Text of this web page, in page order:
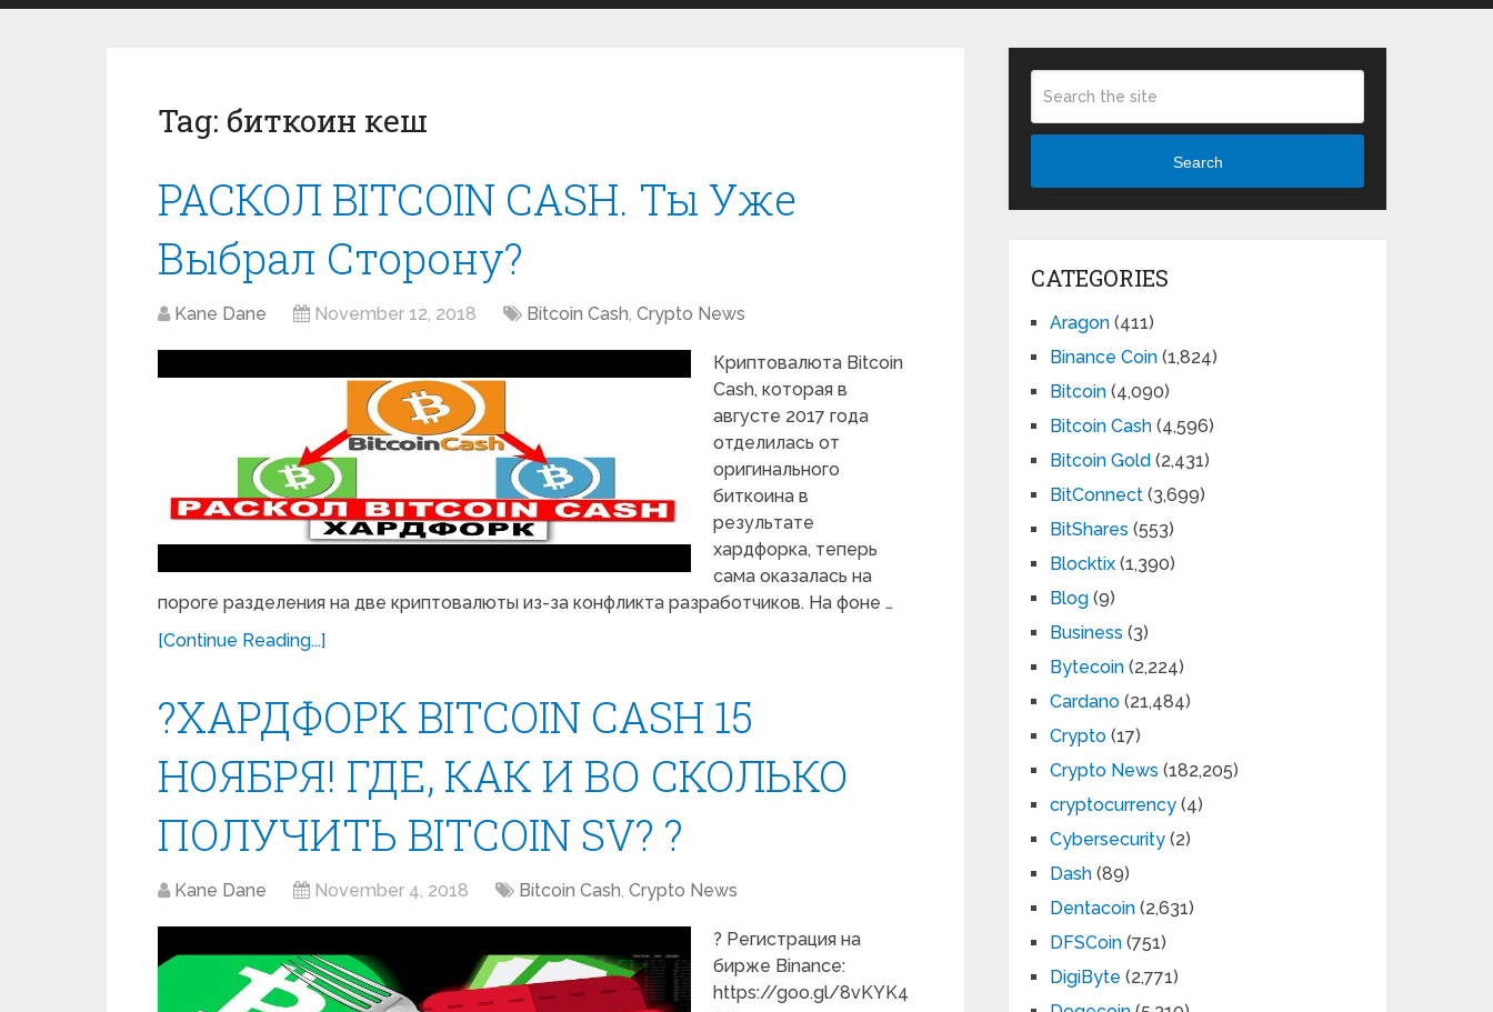
Tag: биткоин кеш
РАСКОЛ BITCOIN CASH. Ты Уже
Выбрал Сторону?
Kane Dane November 12, 2018 Bitcoin Cash, Crypto News
Криптовалюта Bitcoin
Cash, которая в
августе 2017 года
отделилась от
оригинального
биткоина в
результате
хардфорка, теперь
сама оказалась на
пороге разделения на две криптовалюты из-за конфликта разработчиков. На фоне …
[Continue Reading...]
?ХАРДФОРК BITCOIN CASH 15
НОЯБРЯ! ГДЕ, КАК И ВО СКОЛЬКО
ПОЛУЧИТЬ BITCOIN SV? ?
Kane Dane November 4, 2018 Bitcoin Cash, Crypto News
? Регистрация на
бирже Binance:
https://goo.gl/8vKYK4
Search
CATEGORIES
Aragon (411)
Binance Coin (1,824)
Bitcoin (4,090)
Bitcoin Cash (4,596)
Bitcoin Gold (2,431)
BitConnect (3,699)
BitShares (553)
Blocktix (1,390)
Blog (9)
Business (3)
Bytecoin (2,224)
Cardano (21,484)
Crypto (17)
Crypto News (182,205)
cryptocurrency (4)
Cybersecurity (2)
Dash (89)
Dentacoin (2,631)
DFSCoin (751)
DigiByte (2,771)